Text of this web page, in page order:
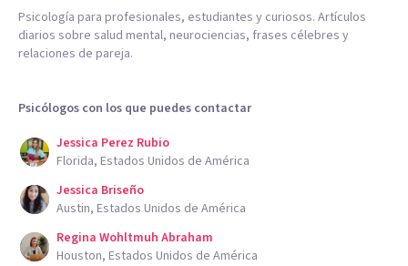
Psicología para profesionales, estudiantes y curiosos. Artículos
diarios sobre salud mental, neurociencias, frases célebres y
relaciones de pareja.
Psicólogos con los que puedes contactar
Jessica Perez Rubio
Florida, Estados Unidos de América
Jessica Briseño
Austin, Estados Unidos de América
Regina Wohltmuh Abraham
Houston, Estados Unidos de América